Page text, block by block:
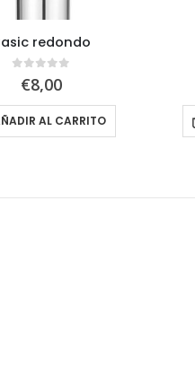
redondo
out of 5
€8,00
AL CARRITO